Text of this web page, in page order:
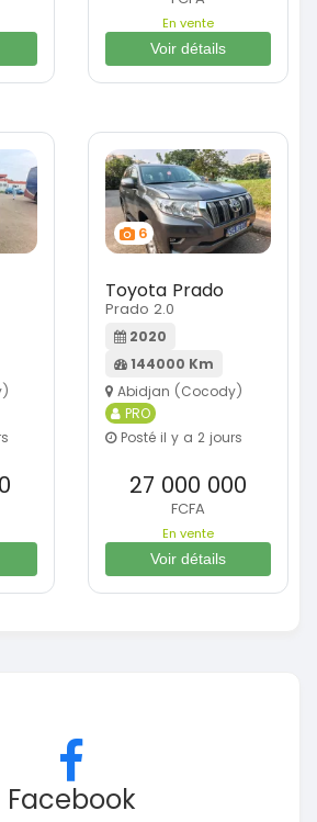
En vente
Voir détails
6
Toyota Prado
Prado 2.0
2020
144000 Km
Abidjan (Cocody)
PRO
Posté il y a 2 jours
27 000 000
FCFA
En vente
Voir détails
Facebook